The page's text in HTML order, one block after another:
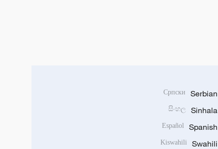
Serbian
Српски
Sinhala
සිංහල
Spanish
Español
Swahili
Kiswahili